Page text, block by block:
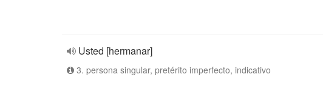
Usted [hermanar]
3. persona singular, pretérito imperfecto, indicativo